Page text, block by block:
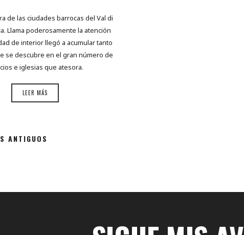
de las ciudades barrocas del Val di
Llama poderosamente la atención
de interior llegó a acumular tanto
se descubre en el gran número de
e iglesias que atesora.
LEER MÁS
ANTIGUOS